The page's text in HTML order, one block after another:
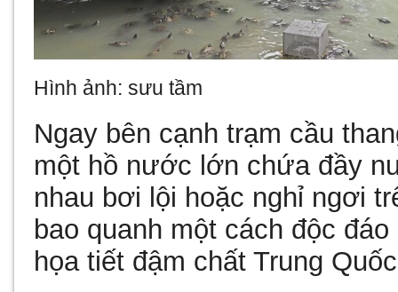
Hình ảnh: sưu tầm
Ngay bên cạnh trạm cầu
một hồ nước lớn chứa đầy
nhau bơi lội hoặc nghỉ ngơi
bao quanh một cách độc
họa tiết đậm chất Trung